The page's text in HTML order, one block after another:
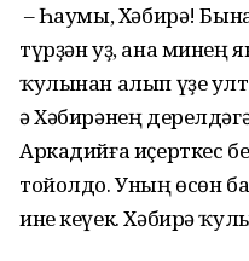
– Һаумы, Хәбирә!
түрҙән уҙ, ана минең
ҡулынан алып үҙе
ә Хәбирәнең
Аркадийға иҫерткес
тойолдо. Уның өсөн
ине кеүек. Хәбирә